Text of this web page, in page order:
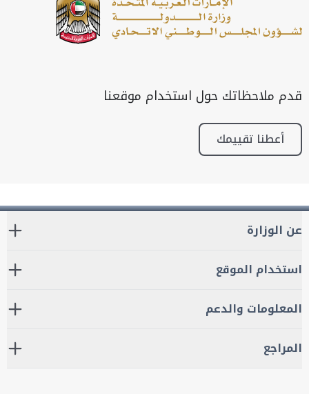
قدم ملاحظاتك حول استخدام موقعنا
أعطنا تقييمك
عن الوزارة
استخدام الموقع
المعلومات والدعم
المراجع